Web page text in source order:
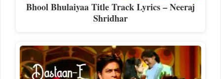
Bhool Bhulaiyaa Title Track Lyrics – Neeraj
Shridhar